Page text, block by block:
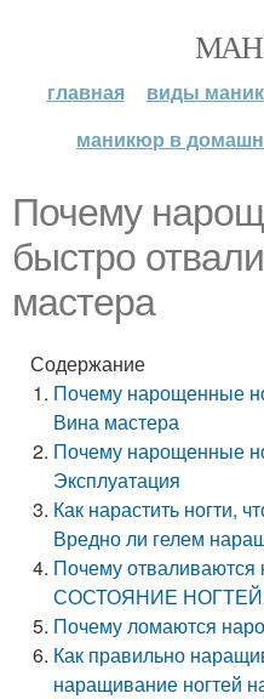
главная виды
маникюр в
Почему
быстро
мастера
Содержание
Почему нарощенные
Вина мастера
Почему нарощенные
Эксплуатация
Как нарастить ногти,
Вредно ли гелем
Почему
СОСТОЯНИЕ
Почему ломаются
Как правильно
наращивание ногтей